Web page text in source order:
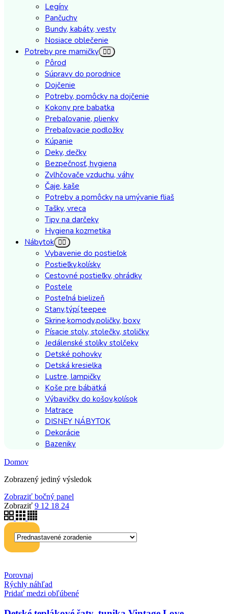
Legíny
Pančuchy
Bundy, kabáty, vesty
Nosiace oblečenie
Potreby pre mamičky
Pôrod
Súpravy do porodnice
Dojčenie
Potreby, pomôcky na dojčenie
Kokony pre babatka
Prebaľovanie, plienky
Prebaľovacie podložky
Kúpanie
Deky, dečky
Bezpečnosť, hygiena
Zvlhčovače vzduchu, váhy
Čaje, kaše
Potreby a pomôcky na umývanie fliaš
Tašky, vreca
Tipy na darčeky
Hygiena kozmetika
Nábytok
Vybavenie do postieľok
Postieľky,kolísky
Cestovné postieľky, ohrádky
Postele
Posteľná bielizeň
Stany,týpí,teepee
Skrine,komody,poličky, boxy
Písacie stoly, stolečky, stoličky
Jedálenské stolíky stolčeky
Detské pohovky
Detská kresielka
Lustre, lampičky
Koše pre bábätká
Výbavičky do košov,kolísok
Matrace
DISNEY NÁBYTOK
Dekorácie
Bazeniky
Domov
Zobrazený jediný výsledok
Zobraziť bočný panel
Zobraziť 9 12 18 24
Porovnaj
Rýchly náhľad
Pridať medzi obľúbené